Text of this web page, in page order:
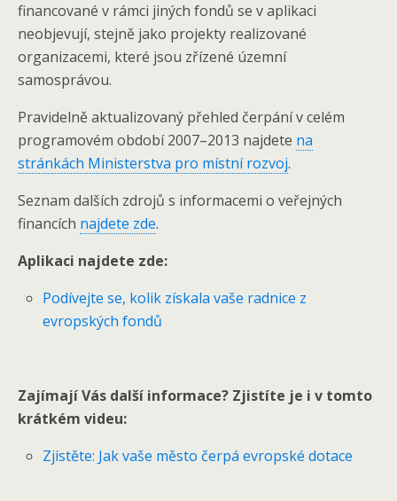
financované v rámci jiných fondů se v aplikaci
neobjevují, stejně jako projekty realizované
organizacemi, které jsou zřízené územní
samosprávou.
Pravidelně aktualizovaný přehled čerpání v celém
programovém období 2007–2013 najdete na
stránkách Ministerstva pro místní rozvoj.
Seznam dalších zdrojů s informacemi o veřejných
financích najdete zde.
Aplikaci najdete zde:
Podívejte se, kolik získala vaše radnice z
evropských fondů
Zajímají Vás další informace? Zjistíte je i v tomto
krátkém videu:
Zjistěte: Jak vaše město čerpá evropské dotace